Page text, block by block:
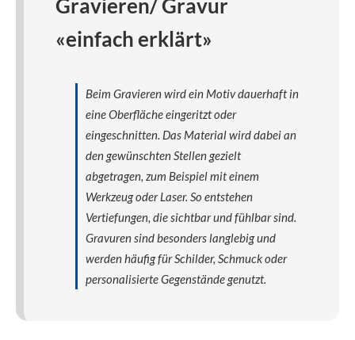
Gravieren/ Gravur
«einfach erklärt»
Beim Gravieren wird ein Motiv dauerhaft in
eine Oberfläche eingeritzt oder
eingeschnitten. Das Material wird dabei an
den gewünschten Stellen gezielt
abgetragen, zum Beispiel mit einem
Werkzeug oder Laser. So entstehen
Vertiefungen, die sichtbar und fühlbar sind.
Gravuren sind besonders langlebig und
werden häufig für Schilder, Schmuck oder
personalisierte Gegenstände genutzt.